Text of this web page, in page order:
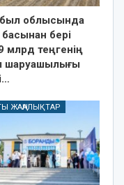
облысында
бері
млрд теңгенің
шаруашылығы
ЖАҢАЛЫҚТАР